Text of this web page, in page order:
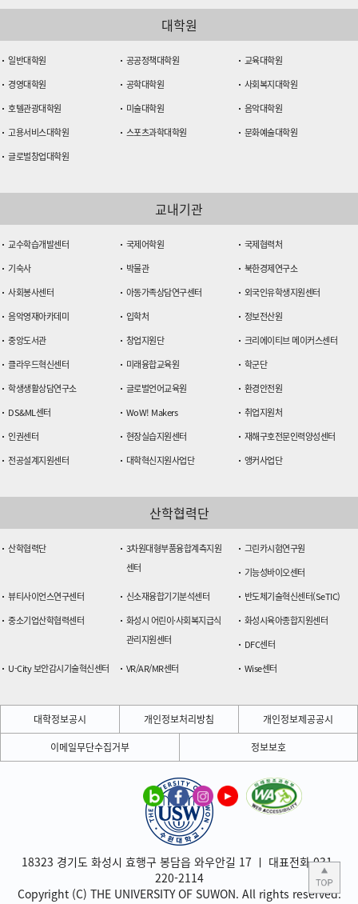
대학원
일반대학원 공공정책대학원
교육대학원
경영대학원
공학대학원
사회복지대학원
호텔관광대학원
미술대학원
음악대학원
고용서비스대학원
스포츠과학대학원
문화예술대학원
글로벌창업대학원
교내기관
교수학습개발센터 국제어학원
국제협력처
기숙사
박물관
북한경제연구소
사회봉사센터
아동가족상담연구센터
외국인유학생지원센터
음악영재아카데미
입학처
정보전산원
중앙도서관
창업지원단
크리에이티브 메이커스센터
클라우드혁신센터
미래융합교육원
학군단
학생생활상담연구소
글로벌언어교육원
환경안전원
DS&ML센터
WoW! Makers
취업지원처
인권센터
현장실습지원센터
재해구호전문인력양성센터
전공설계지원센터
대학혁신지원사업단 앵커사업단
산학협력단
산학협력단
3차원대형부품융합계측지원
센터
그린카시험연구원
기능성바이오센터
뷰티사이언스연구센터
신소재융합기기분석센터
반도체기술혁신센터(SeTIC)
중소기업산학협력센터
화성시 어린이·사회복지급식
관리지원센터
화성시육아종합지원센터
DFC센터
U-City 보안감시기술혁신센터
VR/AR/MR센터 Wise센터
대학정보공시 개인정보처리방침
개인정보제공공시
이메일무단수집거부
정보보호
18323 경기도 화성시 효행구 봉담읍 와우안길 17 ㅣ 대표전화 031-
220-2114
Copyright (C) THE UNIVERSITY OF SUWON. All rights reserved.